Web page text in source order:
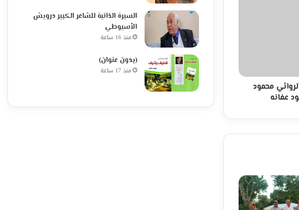
محمود
عفانه
السيرة الذاتية للشاعر الكبير درويش
الأسيوطي
منذ 16 ساعة
(بدون عنوان)
منذ 17 ساعة